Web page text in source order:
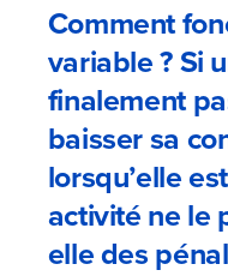
Comment
variable ? Si
finalement
baisser sa
lorsqu’elle
activité ne le
elle des